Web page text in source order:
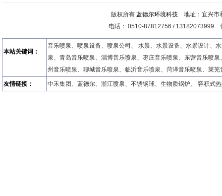
版权所有 蓝德尔环境科技 地址：宜兴
电话： 0510-87812756 /
本站关键词：
音乐喷泉、 喷泉设备、 喷泉公司 、 水景、 水景设备、 水景设计、
泉、 青岛音乐喷泉、 淄博音乐喷泉、 枣庄音乐喷泉、 东营音乐喷泉
州音乐喷泉、 聊城音乐喷泉、 临沂音乐喷泉、 菏泽音乐喷泉、 莱芜
友情链接： 中禾集团 、 蓝德尔、 浙江喷泉、 不锈钢球、 生物质锅炉、 容积式